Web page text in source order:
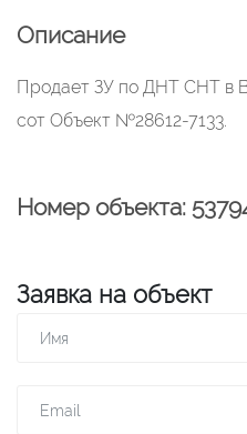
Описание
Продает ЗУ по ДНТ СНТ в
сот Объект №28612-7133.
Номер объекта:
Заявка на объект